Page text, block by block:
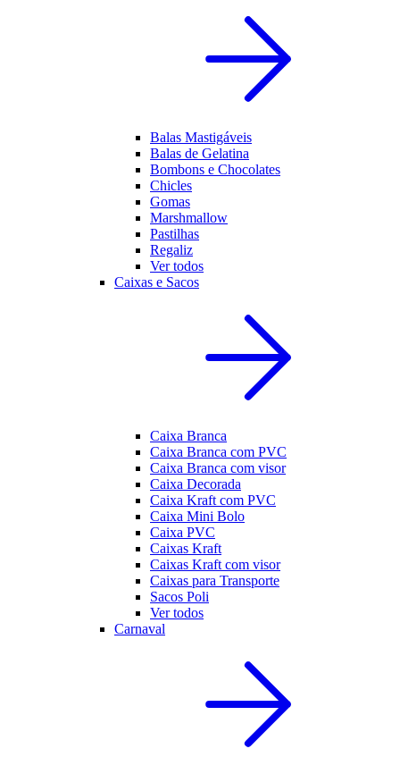
Balas Mastigáveis
Balas de Gelatina
Bombons e Chocolates
Chicles
Gomas
Marshmallow
Pastilhas
Regaliz
Ver todos
Caixas e Sacos
Caixa Branca
Caixa Branca com PVC
Caixa Branca com visor
Caixa Decorada
Caixa Kraft com PVC
Caixa Mini Bolo
Caixa PVC
Caixas Kraft
Caixas Kraft com visor
Caixas para Transporte
Sacos Poli
Ver todos
Carnaval